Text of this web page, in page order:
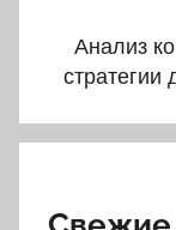
Анализ
стратегии